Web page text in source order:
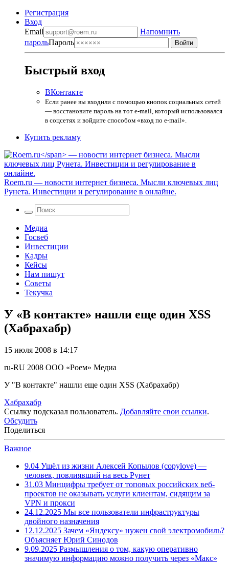
Регистрация
Вход
Email
Напомнить
парольПароль
Быстрый вход
ВКонтакте
Если ранее вы входили с помощью кнопок социальных сетей
— восстановите пароль на тот e-mail, который использовался
в соцсетях и войдите способом «вход по e-mail».
Купить рекламу
Roem.ru — новости интернет бизнеса. Мысли ключевых лиц
Рунета. Инвестиции и регулирование в онлайне.
Медиа
Госвеб
Инвестиции
Кадры
Кейсы
Нам пишут
Советы
Текучка
У «В контакте» нашли еще один XSS
(Хабрахабр)
15 июля 2008 в 14:17
ru-RU 2008 ООО «Роем» Медиа
У "В контакте" нашли еще один XSS (Хабрахабр)
Хабрахабр
Ссылку подсказал пользователь. Добавляйте свои ссылки.
Обсудить
Поделиться
Важное
9.04 Ушёл из жизни Алексей Копылов (copylove) —
человек, повлиявший на весь Рунет
31.03 Минцифры требует от топовых российских веб-
проектов не оказывать услуги клиентам, сидящим за
VPN и прокси
24.12.2025 Мы все пользователи инфраструктуры
двойного назначения
12.12.2025 Зачем «Яндексу» нужен свой электромобиль?
Объясняет Юрий Синодов
9.09.2025 Размышления о том, какую оперативно
значимую информацию можно получить через «Макс»